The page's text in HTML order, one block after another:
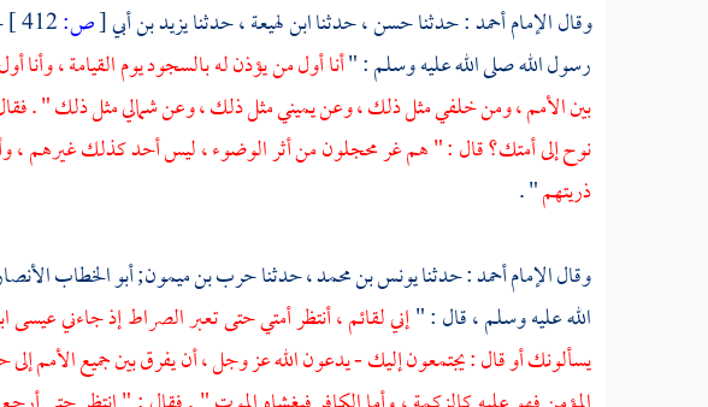
وقال الإمامأحمد: حدثناحسن ،حدثناابن لهيعة ،حدثنايزيد بن أبي[ص:
رسول الله صلى الله عليه وسلم : "أنا أول من يؤذن له بالسجود يوم القيامة ،
بين الأمم ، ومن خلفي مثل ذلك ، وعن يميني مثل ذلك ، وعن شمالي مثل ذلك " .
نوحإلى أمتك؟ قال : " هم غر محجلون من أثر الوضوء ، ليس أحد كذلك غيرهم ،
ذريتهم" .
وقال الإمامأحمد: حدثنايونس بن محمد ،حدثناحرب بن ميمون;أبو الخطاب
الله عليه وسلم ، قال : "إني لقائم ، أنتظر أمتي حتى تعبر الصراط إذ جاءني
يسألونك أو قال : يجتمعون إليك - يدعون الله عز وجل ، أن يفرق بين جميع الأمم